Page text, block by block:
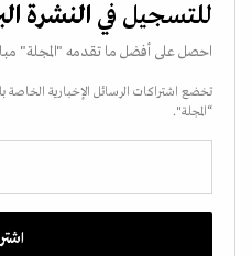
للتسجيل في النشرة
احصل على أفضل ما تقدمه "المجلة"
تخضع اشتراكات الرسائل الإخبارية الخاصة
“المجلة".